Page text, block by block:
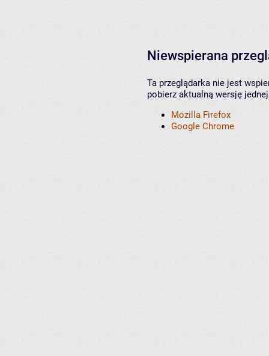
Niewspierana
Ta przeglądarka nie jest
pobierz aktualną wersję
Mozilla Firefox
Google Chrome